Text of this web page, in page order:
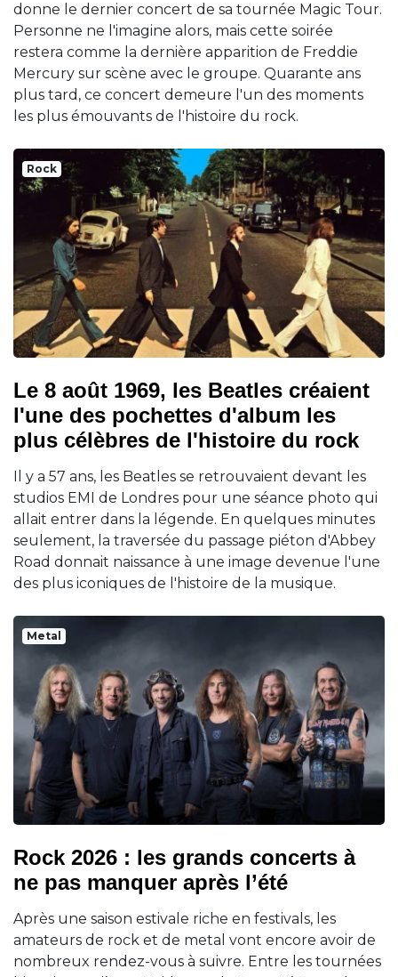
donne le dernier concert de sa tournée Magic Tour.
Personne ne l'imagine alors, mais cette soirée
restera comme la dernière apparition de Freddie
Mercury sur scène avec le groupe. Quarante ans
plus tard, ce concert demeure l'un des moments
les plus émouvants de l'histoire du rock.
Rock
Le 8 août 1969, les Beatles créaient
l'une des pochettes d'album les
plus célèbres de l'histoire du rock
Il y a 57 ans, les Beatles se retrouvaient devant les
studios EMI de Londres pour une séance photo qui
allait entrer dans la légende. En quelques minutes
seulement, la traversée du passage piéton d'Abbey
Road donnait naissance à une image devenue l'une
des plus iconiques de l'histoire de la musique.
Metal
Rock 2026 : les grands concerts à
ne pas manquer après l’été
Après une saison estivale riche en festivals, les
amateurs de rock et de metal vont encore avoir de
nombreux rendez-vous à suivre. Entre les tournées